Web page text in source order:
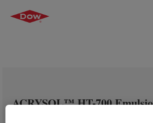
ACRYSOL™ HT-700